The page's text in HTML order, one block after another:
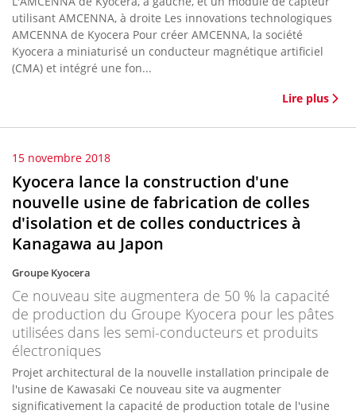
utilisant AMCENNA, à droite Les innovations technologiques
AMCENNA de Kyocera Pour créer AMCENNA, la société
Kyocera a miniaturisé un conducteur magnétique artificiel
(CMA) et intégré une fon...
Lire plus
15 novembre 2018
Kyocera lance la construction d'une
nouvelle usine de fabrication de colles
d'isolation et de colles conductrices à
Kanagawa au Japon
Groupe Kyocera
Ce nouveau site augmentera de 50 % la capacité
de production du Groupe Kyocera pour les pâtes
utilisées dans les semi-conducteurs et produits
électroniques
Projet architectural de la nouvelle installation principale de
l'usine de Kawasaki Ce nouveau site va augmenter
significativement la capacité de production totale de l'usine